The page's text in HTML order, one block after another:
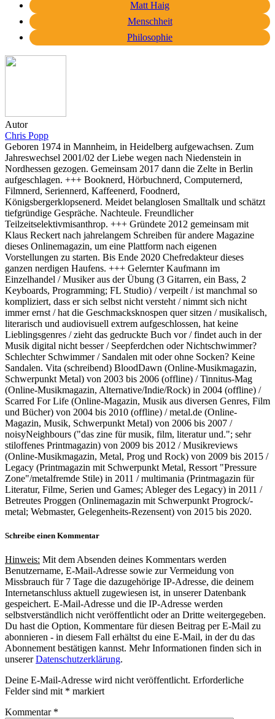
Matt Haig
Menschheit
Philosophie
Autor
Chris Popp
Geboren 1974 in Mannheim, in Heidelberg aufgewachsen. Zum
Jahreswechsel 2001/02 der Liebe wegen nach Niedenstein in
Nordhessen gezogen. Gemeinsam 2017 dann die Zelte in Berlin
aufgeschlagen. +++ Booknerd, Hörbuchnerd, Computernerd,
Filmnerd, Seriennerd, Kaffeenerd, Foodnerd,
Königsbergerklopsenerd. Meidet belanglosen Smalltalk und schätzt
tiefgründige Gespräche. Nachteule. Freundlicher
Teilzeitselektivmisanthrop. +++ Gründete 2012 gemeinsam mit
Klaus Reckert nach jahrelangem Schreiben für andere Magazine
dieses Onlinemagazin, um eine Plattform nach eigenen
Vorstellungen zu starten. Bis Ende 2020 Chefredakteur dieses
ganzen nerdigen Haufens. +++ Gelernter Kaufmann im
Einzelhandel / Musiker aus der Übung (3 Gitarren, ein Bass, 2
Keyboards, Programming; FL Studio) / verpeilt / ist manchmal so
kompliziert, dass er sich selbst nicht versteht / nimmt sich nicht
immer ernst / hat die Geschmacksknospen quer sitzen / musikalisch,
literarisch und audiovisuell extrem aufgeschlossen, hat keine
Lieblingsgenres / zieht das gedruckte Buch vor / findet auch in der
Musik digital nicht besser / Seepferdchen oder Nichtschwimmer?
Schlechter Schwimmer / Sandalen mit oder ohne Socken? Keine
Sandalen. Vita (schreibend) BloodDawn (Online-Musikmagazin,
Schwerpunkt Metal) von 2003 bis 2006 (offline) / Tinnitus-Mag
(Online-Musikmagazin, Alternative/Indie/Rock) in 2004 (offline) /
Scarred For Life (Online-Magazin, Musik aus diversen Genres, Film
und Bücher) von 2004 bis 2010 (offline) / metal.de (Online-
Magazin, Musik, Schwerpunkt Metal) von 2006 bis 2007 /
noisyNeighbours ("das zine für musik, film, literatur und."; sehr
stiloffenes Printmagazin) von 2009 bis 2012 / Musikreviews
(Online-Musikmagazin, Metal, Prog und Rock) von 2009 bis 2015 /
Legacy (Printmagazin mit Schwerpunkt Metal, Ressort "Pressure
Zone"/metalfremde Stile) in 2011 / multimania (Printmagazin für
Literatur, Filme, Serien und Games; Ableger des Legacy) in 2011 /
Betreutes Proggen (Onlinemagazin mit Schwerpunkt Progrock/-
metal; Webmaster, Gelegenheits-Rezensent) von 2015 bis 2020.
Schreibe einen Kommentar
Hinweis: Mit dem Absenden deines Kommentars werden
Benutzername, E-Mail-Adresse sowie zur Vermeidung von
Missbrauch für 7 Tage die dazugehörige IP-Adresse, die deinem
Internetanschluss aktuell zugewiesen ist, in unserer Datenbank
gespeichert. E-Mail-Adresse und die IP-Adresse werden
selbstverständlich nicht veröffentlicht oder an Dritte weitergegeben.
Du hast die Option, Kommentare für diesen Beitrag per E-Mail zu
abonnieren - in diesem Fall erhältst du eine E-Mail, in der du das
Abonnement bestätigen kannst. Mehr Informationen finden sich in
unsererDatenschutzerklärung.
Deine E-Mail-Adresse wird nicht veröffentlicht. Erforderliche
Felder sind mit * markiert
Kommentar *